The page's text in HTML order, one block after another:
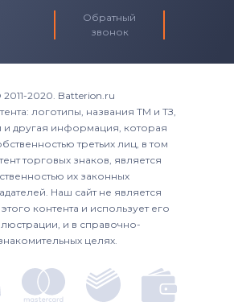
Обратный
звонок
2011-2020. Batterion.ru
логотипы, названия ТМ и ТЗ,
и другая информация, которая
третьих лиц, в том
торговых знаков, является
их законных
Наш сайт не является
контента и использует его
и в справочно-
целях.